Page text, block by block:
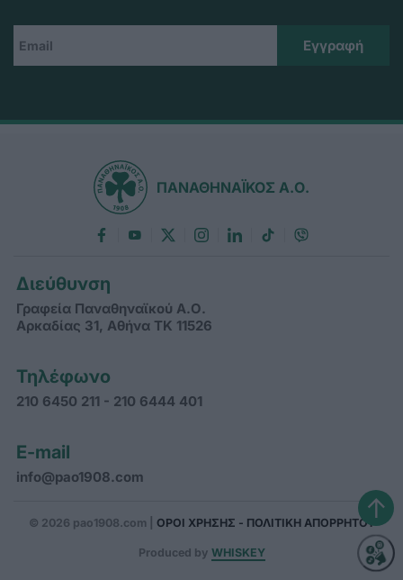
ΠΑΝΑΘΗΝΑΪΚΟΣ Α.Ο.
Διεύθυνση
Γραφεία Παναθηναϊκού Α.Ο.
Αρκαδίας 31, Αθήνα ΤΚ 11526
Τηλέφωνο
210 6450 211 - 210 6444 401
E-mail
info@pao1908.com
© 2026 pao1908.com | ΟΡΟΙ ΧΡΗΣΗΣ - ΠΟΛΙΤΙΚΗ ΑΠΟΡΡΗΤΟΥ
Produced by WHISKEY
↑